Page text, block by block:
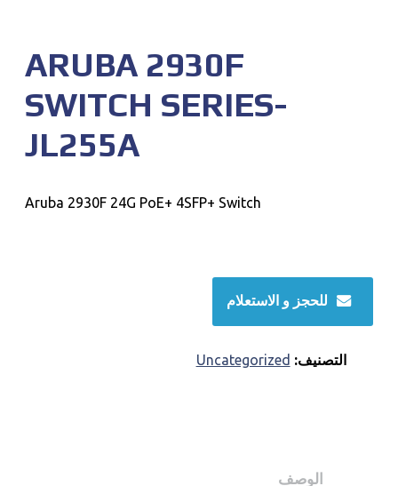
ARUBA 2930F
SWITCH SERIES-
JL255A
Aruba 2930F 24G PoE+ 4SFP+ Switch
للحجز و الاستعلام
التصنيف: Uncategorized
الوصف